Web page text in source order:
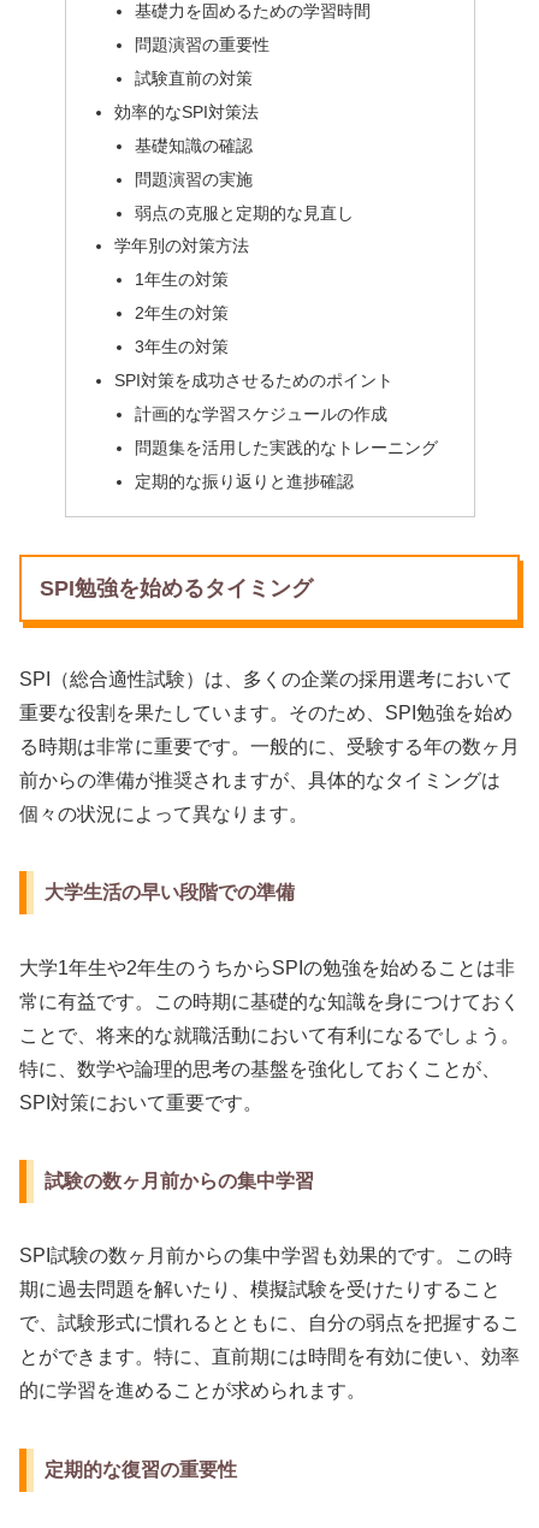
基礎力を固めるための学習時間
問題演習の重要性
試験直前の対策
効率的なSPI対策法
基礎知識の確認
問題演習の実施
弱点の克服と定期的な見直し
学年別の対策方法
1年生の対策
2年生の対策
3年生の対策
SPI対策を成功させるためのポイント
計画的な学習スケジュールの作成
問題集を活用した実践的なトレーニング
定期的な振り返りと進捗確認
SPI勉強を始めるタイミング
SPI（総合適性試験）は、多くの企業の採用選考において
重要な役割を果たしています。そのため、SPI勉強を始め
る時期は非常に重要です。一般的に、受験する年の数ヶ月
前からの準備が推奨されますが、具体的なタイミングは
個々の状況によって異なります。
大学生活の早い段階での準備
大学1年生や2年生のうちからSPIの勉強を始めることは非
常に有益です。この時期に基礎的な知識を身につけておく
ことで、将来的な就職活動において有利になるでしょう。
特に、数学や論理的思考の基盤を強化しておくことが、
SPI対策において重要です。
試験の数ヶ月前からの集中学習
SPI試験の数ヶ月前からの集中学習も効果的です。この時
期に過去問題を解いたり、模擬試験を受けたりすること
で、試験形式に慣れるとともに、自分の弱点を把握するこ
とができます。特に、直前期には時間を有効に使い、効率
的に学習を進めることが求められます。
定期的な復習の重要性